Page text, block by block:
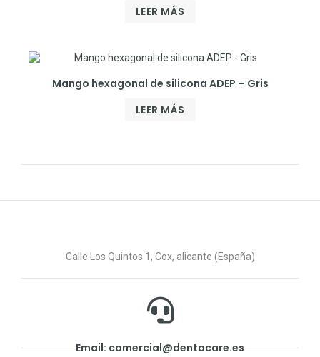
LEER MÁS
Mango hexagonal de silicona ADEP – Gris
LEER MÁS
Calle Los Quintos 1, Cox, alicante (España)
Email: comercial@dentacare.es